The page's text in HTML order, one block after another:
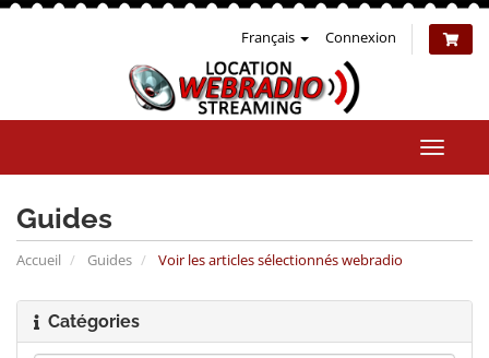
Français Connexion
la
Guides
Accueil Guides Voir les articles sélectionnés webradio
Catégories